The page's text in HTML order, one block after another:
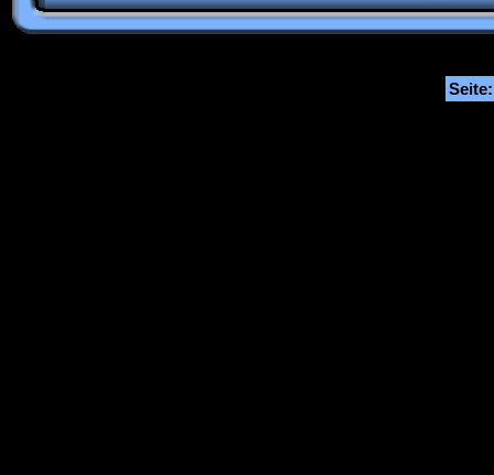
Seite: